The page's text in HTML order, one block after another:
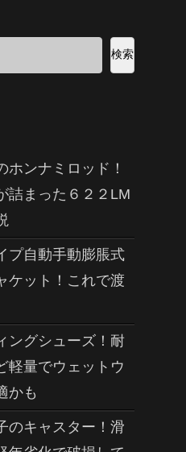
検索
ホンナミロッド！
詰まった６２２LM
プ自動手動膨脹式
ケット！これで渡
ングシューズ！耐
軽量でウェットウ
かも
のキャスター！滑